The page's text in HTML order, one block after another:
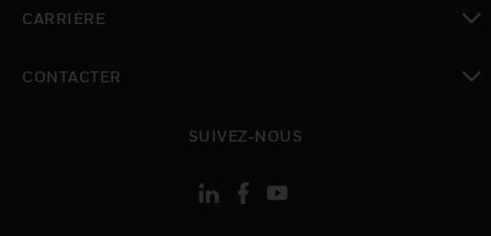
CARRIÈRE
CONTACTER
SUIVEZ-NOUS